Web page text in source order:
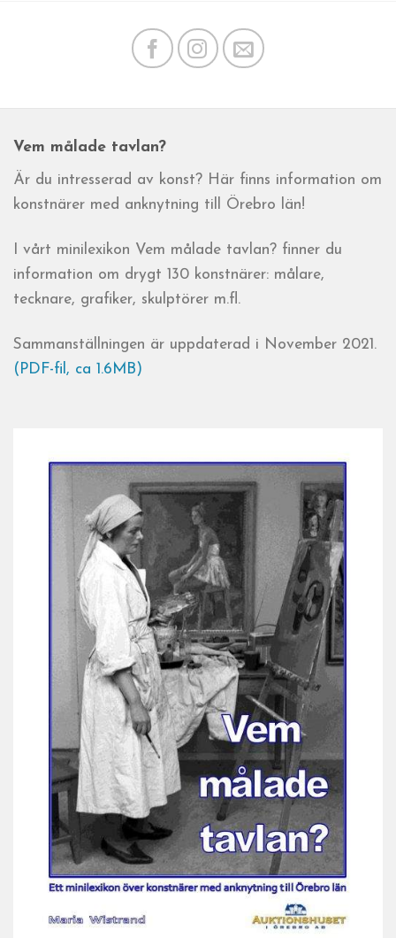
Vem målade tavlan?
Är du intresserad av konst? Här finns information om
konstnärer med anknytning till Örebro län!
I vårt minilexikon Vem målade tavlan? finner du
information om drygt 130 konstnärer: målare,
tecknare, grafiker, skulptörer m.fl.
Sammanställningen är uppdaterad i November 2021.
(PDF-fil, ca 1.6MB)